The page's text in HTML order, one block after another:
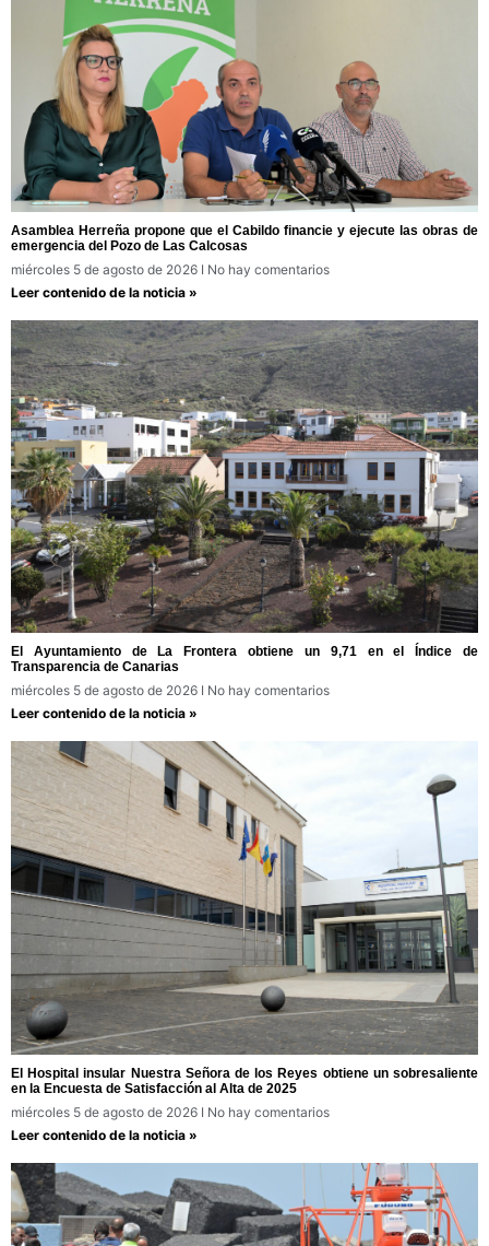
Asamblea Herreña propone que el Cabildo financie y ejecute las obras de
emergencia del Pozo de Las Calcosas
miércoles 5 de agosto de 2026
No hay comentarios
Leer contenido de la noticia »
El Ayuntamiento de La Frontera obtiene un 9,71 en el Índice de
Transparencia de Canarias
miércoles 5 de agosto de 2026
No hay comentarios
Leer contenido de la noticia »
El Hospital insular Nuestra Señora de los Reyes obtiene un sobresaliente
en la Encuesta de Satisfacción al Alta de 2025
miércoles 5 de agosto de 2026
No hay comentarios
Leer contenido de la noticia »